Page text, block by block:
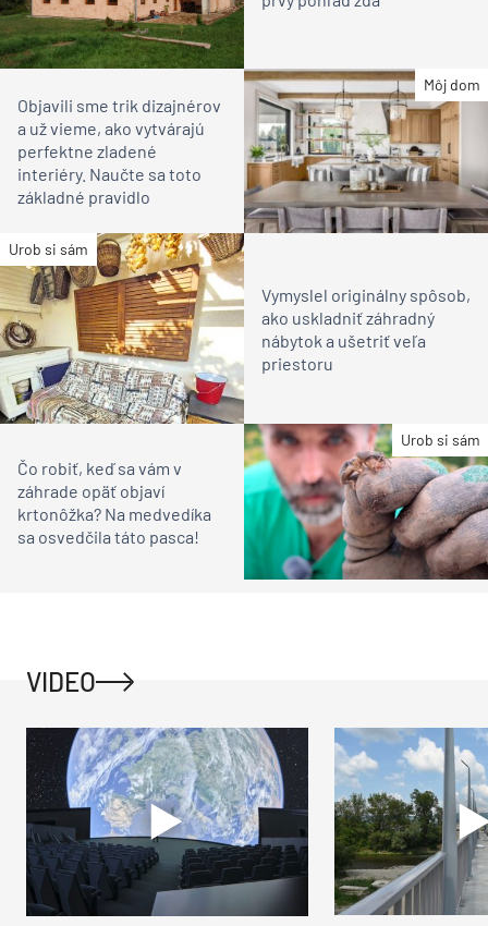
Môj dom
Objavili sme trik dizajnérov
a už vieme, ako vytvárajú
perfektne zladené
interiéry. Naučte sa toto
základné pravidlo
Urob si sám
Vymyslel originálny spôsob,
ako uskladniť záhradný
nábytok a ušetriť veľa
priestoru
Urob si sám
Čo robiť, keď sa vám v
záhrade opäť objaví
krtonôžka? Na medvedíka
sa osvedčila táto pasca!
VIDEO